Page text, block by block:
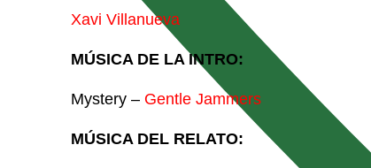
Xavi Villanueva
MÚSICA DE LA INTRO:
Mystery – Gentle Jammers
MÚSICA DEL RELATO: